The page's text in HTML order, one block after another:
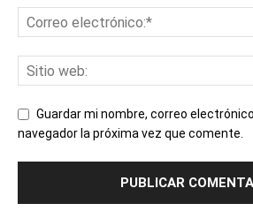
Guardar mi nombre, correo
navegador la próxima vez que comente.